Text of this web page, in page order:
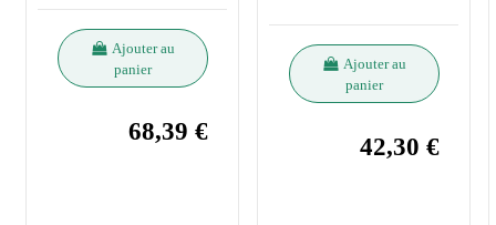
Ajouter au
panier
68,39 €
Ajouter au
panier
42,30 €